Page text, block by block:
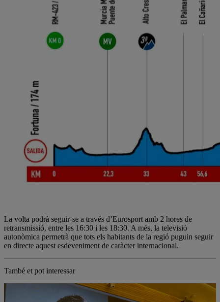
La volta podrà seguir-se a través d’Eurosport amb 2 hores de
retransmissió, entre les 16:30 i les 18:30. A més, la televisió
autonòmica permetrà que tots els habitants de la regió puguin seguir
en directe aquest esdeveniment de caràcter internacional.
També et pot interessar